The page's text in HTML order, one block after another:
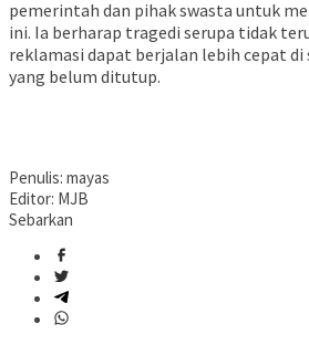
pemerintah dan pihak swasta untuk
ini. Ia berharap tragedi serupa tidak
reklamasi dapat berjalan lebih cepat
yang belum ditutup.
Penulis: mayas
Editor: MJB
Sebarkan